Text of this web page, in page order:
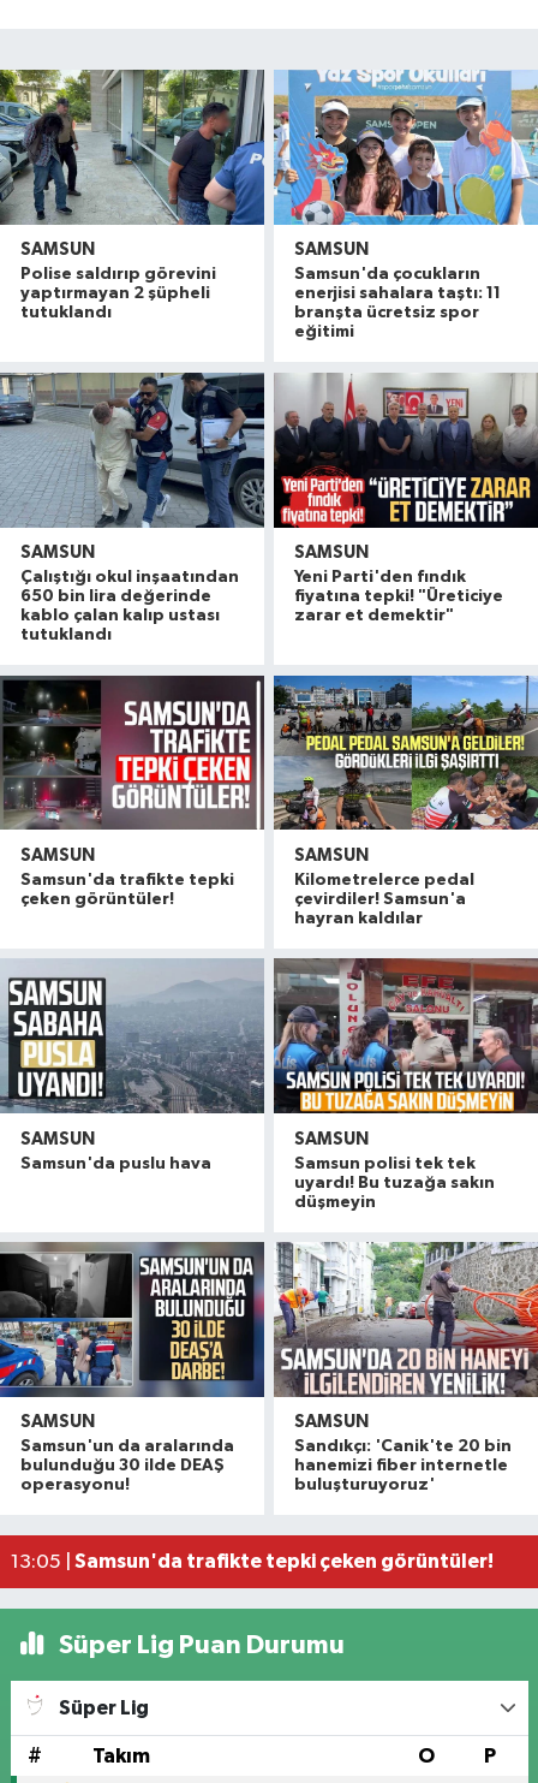
SAMSUN
Polise saldırıp görevini
yaptırmayan 2 şüpheli
tutuklandı
SAMSUN
Samsun'da çocukların
enerjisi sahalara taştı: 11
branşta ücretsiz spor
eğitimi
SAMSUN
Çalıştığı okul inşaatından
650 bin lira değerinde
kablo çalan kalıp ustası
tutuklandı
SAMSUN
Yeni Parti'den fındık
fiyatına tepki! "Üreticiye
zarar et demektir"
SAMSUN
Samsun'da trafikte tepki
çeken görüntüler!
SAMSUN
Kilometrelerce pedal
çevirdiler! Samsun'a
hayran kaldılar
SAMSUN
Samsun'da puslu hava
SAMSUN
Samsun polisi tek tek
uyardı! Bu tuzağa sakın
düşmeyin
SAMSUN
Samsun'un da aralarında
bulunduğu 30 ilde DEAŞ
operasyonu!
SAMSUN
Sandıkçı: 'Canik'te 20 bin
hanemizi fiber internetle
buluşturuyoruz'
16:14 |Polise saldırıp görevini yaptırmayan 2 şüpheli
14:11 |Samsun'da çocukların enerjisi sahalara taştı:
13:58 | Çalıştığı okul inşaatından 650 bin lira
13:05 | Samsun'da trafikte tepki çeken görüntüler!
Süper Lig Puan Durumu
Süper Lig
# Takım O P